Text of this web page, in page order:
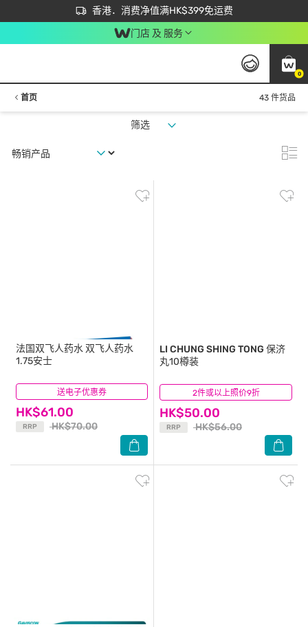
香港．消费净值满HK$399免运费
立即成为易赏钱会员尽享独家优惠
首次APP下单买满$450 输入 NEWAPP 即减$50
门店 及 服务
0
首页 43 件货品
筛选
送电子优惠券
法国双飞人药水 双飞人药水
1.75安士
HK$61.00
RRP HK$70.00
(363) 2件或以上照价9折
LI CHUNG SHING TONG 保济
丸10樽装
HK$50.00
RRP HK$56.00
(215)